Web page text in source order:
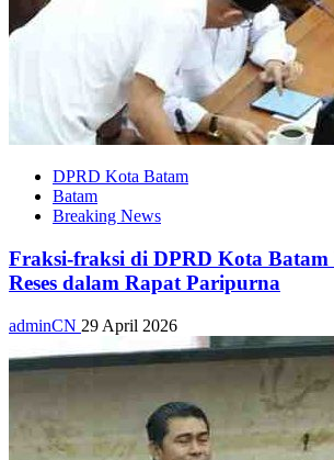
DPRD Kota Batam
Batam
Breaking News
Fraksi-fraksi di DPRD Kota
Reses dalam Rapat Paripurna
adminCN 29 April 2026